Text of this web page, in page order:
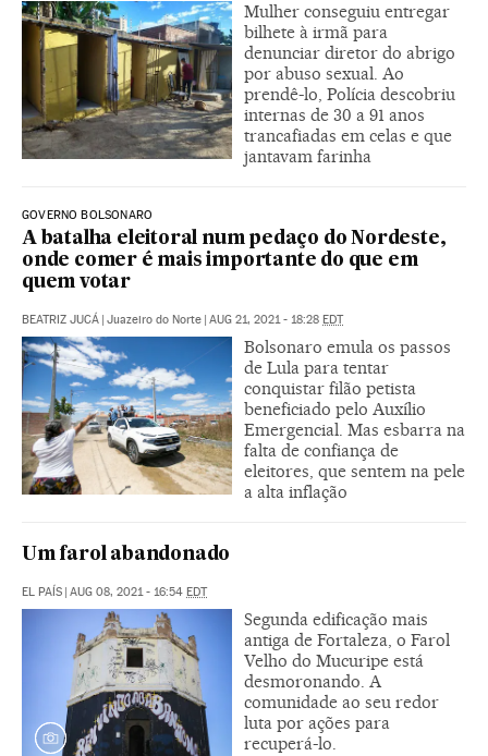
Mulher conseguiu entregar
bilhete à irmã para
denunciar diretor do abrigo
por abuso sexual. Ao
prendê-lo, Polícia descobriu
internas de 30 a 91 anos
trancafiadas em celas e que
jantavam farinha
GOVERNO BOLSONARO
A batalha eleitoral num pedaço do Nordeste,
onde comer é mais importante do que em
quem votar
BEATRIZ JUCÁ Juazeiro do Norte AUG 21, 2021 - 18:28 EDT
Bolsonaro emula os passos
de Lula para tentar
conquistar filão petista
beneficiado pelo Auxílio
Emergencial. Mas esbarra na
falta de confiança de
eleitores, que sentem na pele
a alta inflação
Um farol abandonado
EL PAÍS AUG 08, 2021 - 16:54 EDT
Segunda edificação mais
antiga de Fortaleza, o Farol
Velho do Mucuripe está
desmoronando. A
comunidade ao seu redor
luta por ações para
recuperá-lo.